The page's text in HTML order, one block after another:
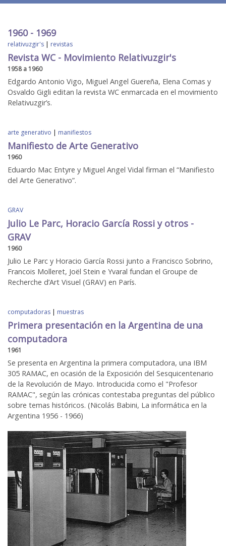
1960 - 1969
relativuzgir's | revistas
Revista WC - Movimiento Relativuzgir's
1958 a 1960
Edgardo Antonio Vigo, Miguel Angel Guereña, Elena Comas y
Osvaldo Gigli editan la revista WC enmarcada en el movimiento
Relativuzgir’s.
arte generativo | manifiestos
Manifiesto de Arte Generativo
1960
Eduardo Mac Entyre y Miguel Angel Vidal firman el “Manifiesto
del Arte Generativo”.
GRAV
Julio Le Parc, Horacio García Rossi y otros -
GRAV
1960
Julio Le Parc y Horacio García Rossi junto a Francisco Sobrino,
Francois Molleret, Joël Stein e Yvaral fundan el Groupe de
Recherche d’Art Visuel (GRAV) en París.
computadoras | muestras
Primera presentación en la Argentina de una
computadora
1961
Se presenta en Argentina la primera computadora, una IBM
305 RAMAC, en ocasión de la Exposición del Sesquicentenario
de la Revolución de Mayo. Introducida como el "Profesor
RAMAC", según las crónicas contestaba preguntas del público
sobre temas históricos. (Nicolás Babini, La informática en la
Argentina 1956 - 1966)